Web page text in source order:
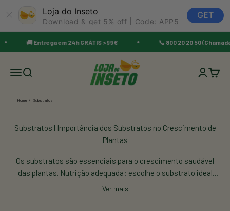
Loja do Inseto
Download & get 5% off | Code: APP5
GET
Saltar para o conteúdo
🚚 Entrega em 24h GRÁTIS >99€ 📞 800 20 20 50 (Chamada
Loja do Inseto
Home Substratos
Os substratos são essenciais para o crescimento saudável
das plantas. Nutrição adequada: escolhe o substrato ideal
para o teu jardim ou plantação.